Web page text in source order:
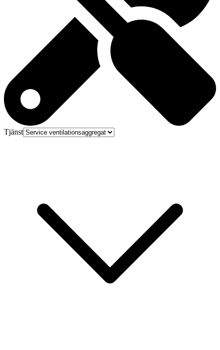
Tjänst